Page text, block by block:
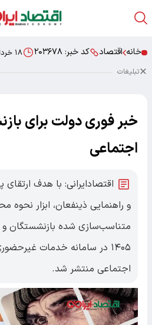
خانه اقتصاد کد خبر: ۲۰۳۶۷۸ ۱۸ خرداد ۱۴۰۵ ۱۱:۱۵
تبلیغات
خبر فوری دولت برای
اجتماعی
اقتصادایرانی: با هدف
و راهنمایی ذینفعان، ابزار نحوه
متناسب‌سازی شده بازنشستگان
۱۴۰۵ در سامانه خدمات
اجتماعی منتشر شد.